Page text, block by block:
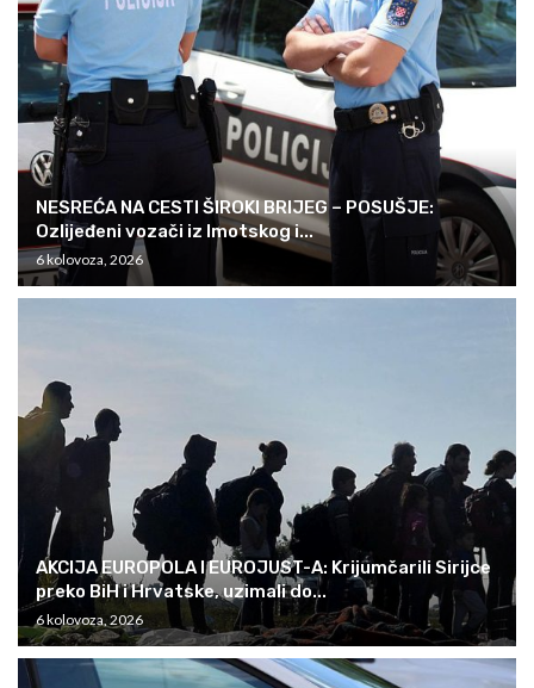
NESREĆA NA CESTI ŠIROKI BRIJEG – POSUŠJE:
Ozlijeđeni vozači iz Imotskog i...
6 kolovoza, 2026
AKCIJA EUROPOLA I EUROJUST-A: Krijumčarili Sirijce
preko BiH i Hrvatske, uzimali do...
6 kolovoza, 2026